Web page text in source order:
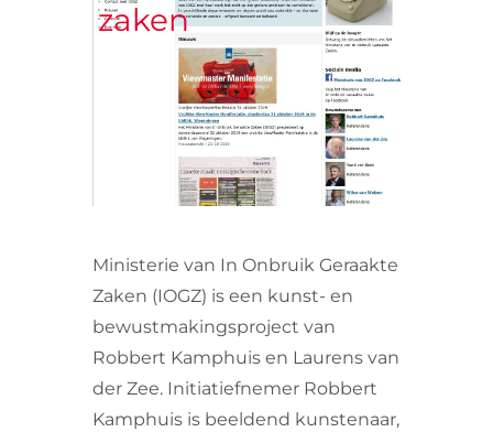
VRIJWILLIGERS & STAGIAIRES
zaken
Ministerie van In Onbruik Geraakte
Zaken (IOGZ) is een kunst- en
bewustmakingsproject van
Robbert Kamphuis en Laurens van
der Zee. Initiatiefnemer Robbert
Kamphuis is beeldend kunstenaar,